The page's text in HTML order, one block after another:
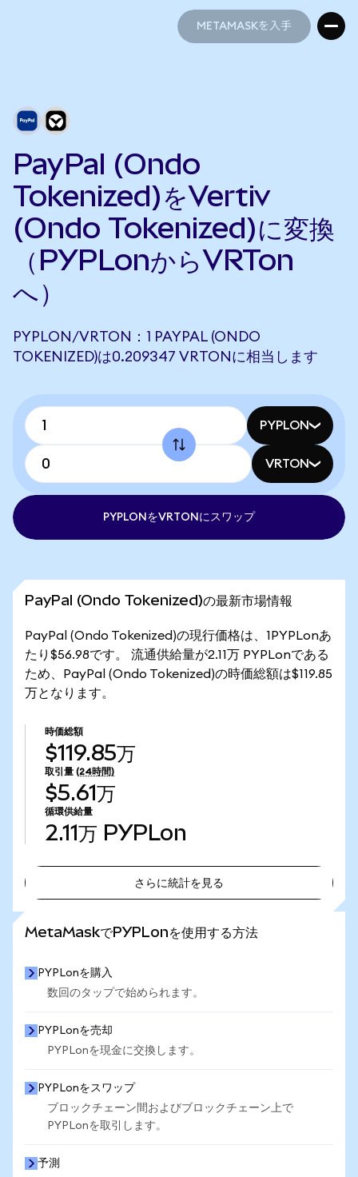
METAMASKを入手
PayPal (Ondo
Tokenized)をVertiv
(Ondo Tokenized)に変換
（PYPLonからVRTon
へ）
PYPLON/VRTON：1 PAYPAL (ONDO
TOKENIZED)は0.209347 VRTONに相当します
PYPLON
VRTON
PYPLONをVRTONにスワップ
PayPal (Ondo Tokenized)の最新市場情報
PayPal (Ondo Tokenized)の現行価格は、1PYPLonあ
たり$56.98です。 流通供給量が2.11万 PYPLonである
ため、PayPal (Ondo Tokenized)の時価総額は$119.85
万となります。
時価総額
$119.85万
取引量 (24時間)
$5.61万
循環供給量
2.11万 PYPLon
さらに統計を見る
MetaMaskでPYPLonを使用する方法
PYPLonを購入
数回のタップで始められます。
PYPLonを売却
PYPLonを現金に交換します。
PYPLonをスワップ
ブロックチェーン間およびブロックチェーン上で
PYPLonを取引します。
予測